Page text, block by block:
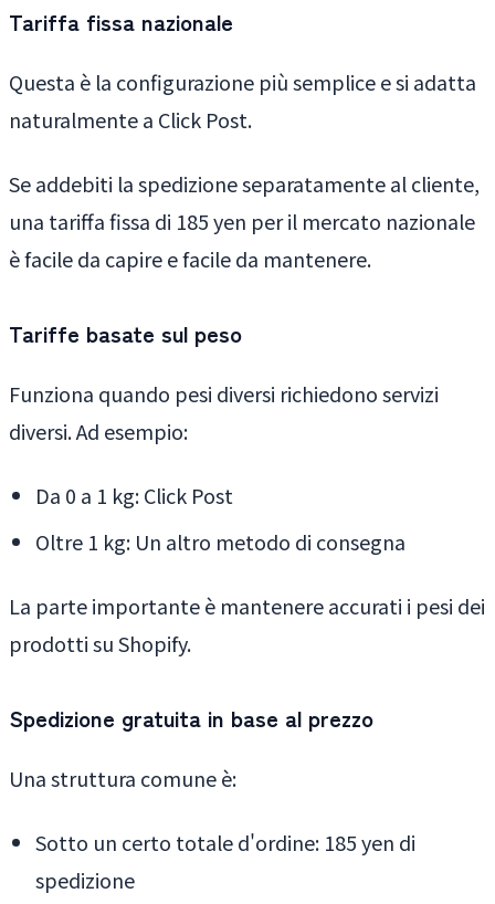
Tariffa fissa nazionale
Questa è la configurazione più semplice e si adatta
naturalmente a Click Post.
Se addebiti la spedizione separatamente al cliente,
una tariffa fissa di 185 yen per il mercato nazionale
è facile da capire e facile da mantenere.
Tariffe basate sul peso
Funziona quando pesi diversi richiedono servizi
diversi. Ad esempio:
Da 0 a 1 kg: Click Post
Oltre 1 kg: Un altro metodo di consegna
La parte importante è mantenere accurati i pesi dei
prodotti su Shopify.
Spedizione gratuita in base al prezzo
Una struttura comune è:
Sotto un certo totale d'ordine: 185 yen di
spedizione